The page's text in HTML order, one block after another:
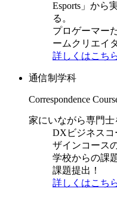
Esports」から
る。
プロゲーマー
ームクリエイ
詳しくはこち
通信制学科
Correspondence
家にいながら専門士
DXビジネスコ
ザインコース
学校からの課
課題提出！
詳しくはこち